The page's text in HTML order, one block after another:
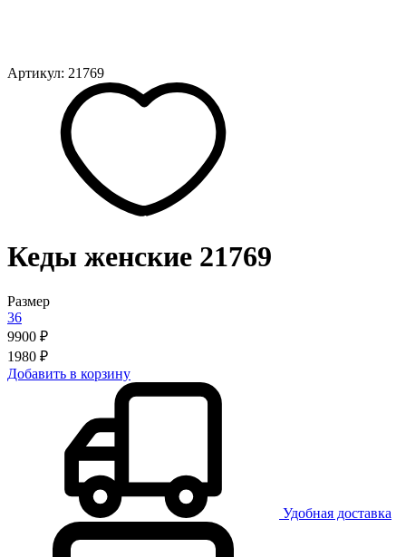
Артикул: 21769
Кеды женские 21769
Размер
36
9900 ₽
1980 ₽
Добавить в корзину
Удобная доставка